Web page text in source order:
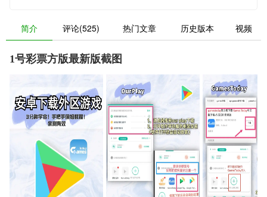
简介 评论(525) 热门文章 历史版本 视频
1号彩票方版最新版截图